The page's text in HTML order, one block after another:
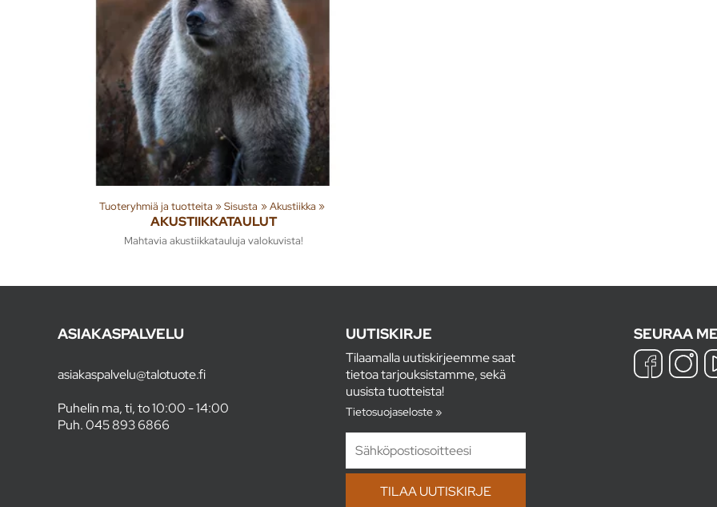
Tuoteryhmiä ja tuotteita ‪»Sisusta ‪»Akustiikka ‪»
AKUSTIIKKATAULUT
Mahtavia akustiikkatauluja valokuvista!
ASIAKASPALVELU
asiakaspalvelu@talotuote.fi
Puhelin ma, ti, to 10:00 - 14:00
Puh.045 893 6866
UUTISKIRJE
Tilaamalla uutiskirjeemme saat
tietoa tarjouksistamme, sekä
uusista tuotteista!
Tietosuojaseloste »
SEURAA